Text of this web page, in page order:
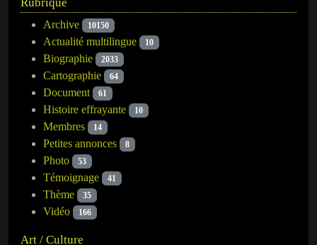
Archive 10150
Actualité multilingue 10
Biographie 2033
Cartographie 64
Document 61
Histoire effrayante 10
Membres 14
Petites annonces 8
Photo 53
Témoignage 41
Thème 35
Vidéo 166
Art / Culture